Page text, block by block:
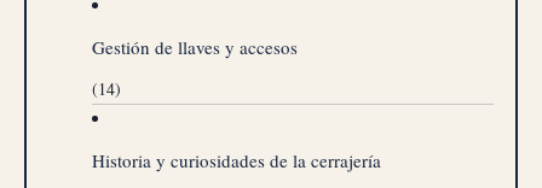
Gestión de llaves y accesos
(14)
Historia y curiosidades de la cerrajería